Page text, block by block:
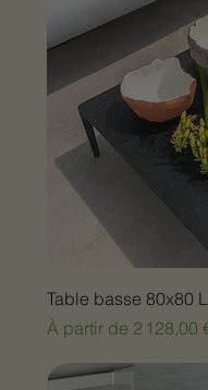
Table basse 80x80
À partir de 2 128,00
Prix promotionnel